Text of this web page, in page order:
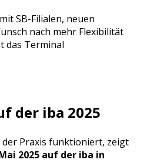
SB-Filialen, neuen
nach mehr Flexibilität
das Terminal
der iba 2025
Praxis funktioniert, zeigt
2025 auf der iba in